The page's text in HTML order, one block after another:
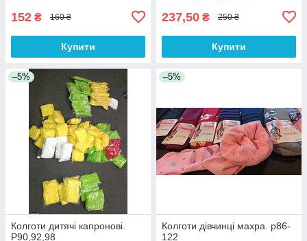
152 ₴ 160 ₴
Купити
237,50 ₴ 250 ₴
Купити
–5%
Колготи дитячі капронові.
Р90,92,98
–5%
Колготи дівчинці махра. р86-
122